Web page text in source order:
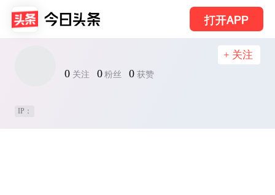
打开APP
0 关注 0 粉丝 0 获赞
+ 关注
IP：